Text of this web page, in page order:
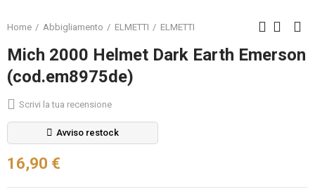
Home Abbigliamento ELMETTI ELMETTI
Mich 2000 Helmet Dark Earth Emerson
(cod.em8975de)
Scrivi la tua recensione
Avviso restock
16,90 €